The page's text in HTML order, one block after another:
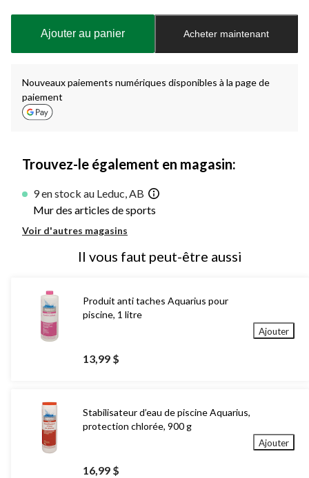
à
Ajouter au panier Acheter maintenant
Nouveaux paiements numériques disponibles à la page de
paiement
Trouvez-le également en magasin:
9 en stock au Leduc, AB
Mur des articles de sports
Voir d'autres magasins
Il vous faut peut-être aussi
Produit anti taches Aquarius pour
piscine, 1 litre
13,99 $
Ajouter
Stabilisateur d’eau de piscine Aquarius,
protection chlorée, 900 g
16,99 $
Ajouter